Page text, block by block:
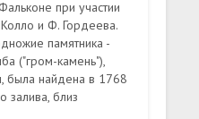
при участии
и Ф. Гордеева.
памятника -
("гром-камень"),
была найдена в 1768
залива, близ